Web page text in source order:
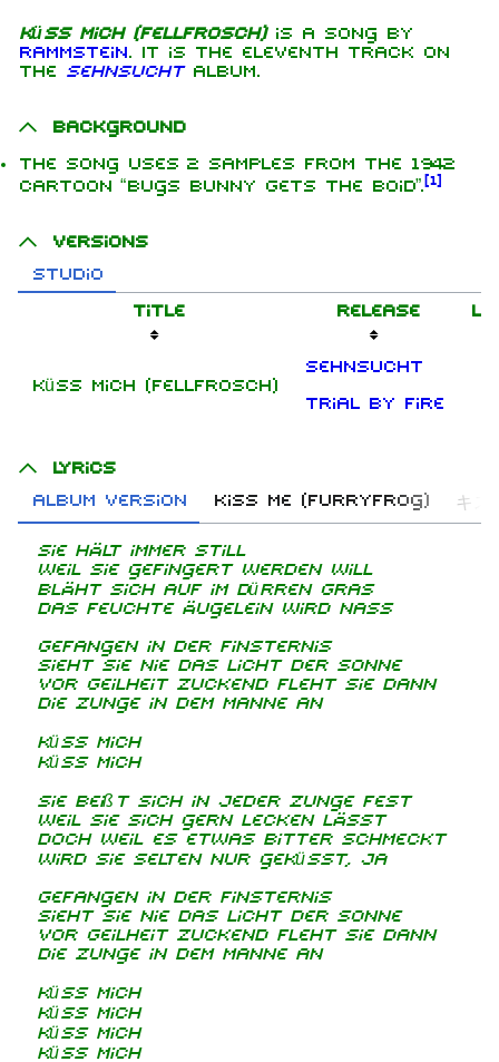
Küss mich (Fellfrosch)is a song by
Rammstein. It is the eleventh track on
the Sehnsuchtalbum.
Background
The song uses 2 samples from the 1942
cartoon “Bugs Bunny Gets the Boid”. [1]
Versions
Studio
Title
Release
Küss mich (Fellfrosch)
Sehnsucht
Trial By Fire
Lyrics
Album version
Kiss Me (Furryfrog) キス
Sie hält immer still
Weil sie gefingert werden will
Bläht sich auf im dürren Gras
Das feuchte Äugelein wird nass
Gefangen in der Finsternis
Sieht sie nie das Licht der Sonne
Vor Geilheit zuckend fleht sie dann
Die Zunge in dem Manne an
Küss mich
Küss mich
Sie beißt sich in jeder Zunge fest
Weil sie sich gern lecken lässt
Doch weil es etwas bitter schmeckt
Wird sie selten nur geküsst, ja
Gefangen in der Finsternis
Sieht sie nie das Licht der Sonne
Vor Geilheit zuckend fleht sie dann
Die Zunge in dem Manne an
Küss mich
Küss mich
Küss mich
Küss mich